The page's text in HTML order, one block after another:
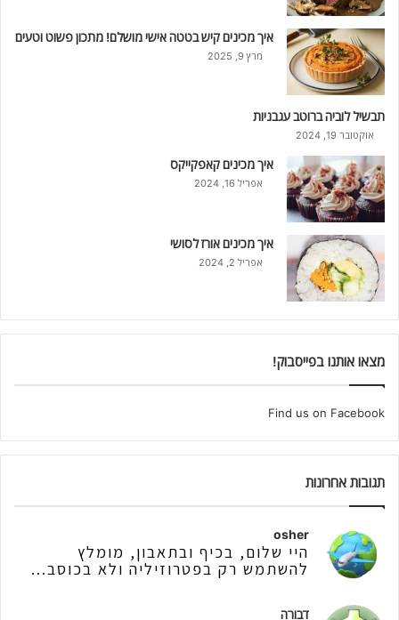
איך מכינים קיש בטטה אישי מושלם! מתכון פשוט וטעים
מרץ 9, 2025
תבשיל לוביה ברוטב עגבניות
אוקטובר 19, 2024
איך מכינים קאפקייקס
אפריל 16, 2024
איך מכינים אורז לסושי
אפריל 2, 2024
מצאו אותנו בפייסבוק!
Find us on Facebook
תגובות אחרונות
osher
היי שלום, בכיף ובתאבון, מומלץ
להשתמש רק בפטרוזיליה ולא בכוסב...
דבורה